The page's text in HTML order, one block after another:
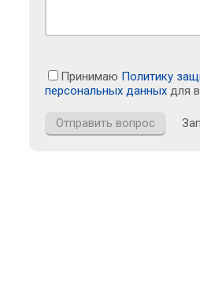
Принимаю Политику
персональных данных для